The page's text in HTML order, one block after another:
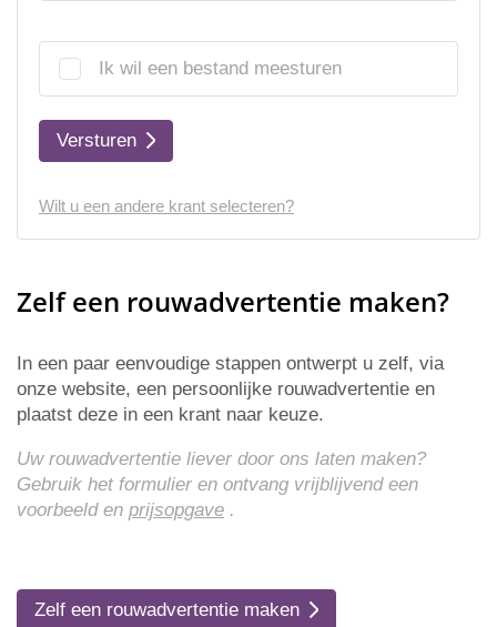
Ik wil een bestand meesturen
Versturen
Wilt u een andere krant selecteren?
Zelf een rouwadvertentie maken?
In een paar eenvoudige stappen ontwerpt u zelf, via
onze website, een persoonlijke rouwadvertentie en
plaatst deze in een krant naar keuze.
Uw rouwadvertentie liever door ons laten maken?
Gebruik het formulier en ontvang vrijblijvend een
voorbeeld en prijsopgave .
Zelf een rouwadvertentie maken